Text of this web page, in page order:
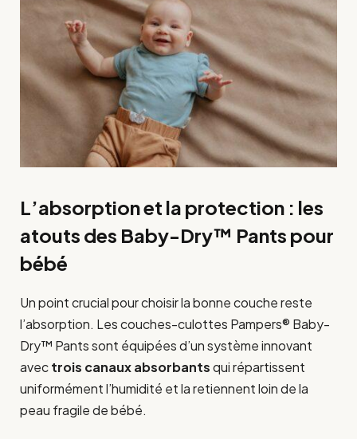
L’absorption et la protection : les
atouts des Baby-Dry™ Pants pour
bébé
Un point crucial pour choisir la bonne couche reste
l’absorption. Les couches-culottes Pampers® Baby-
Dry™ Pants sont équipées d’un système innovant
avectrois canaux absorbantsqui répartissent
uniformément l’humidité et la retiennent loin de la
peau fragile de bébé.